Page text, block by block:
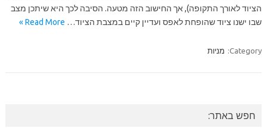
הציוד לאורך התקופה), אך החישוב הזה מטעה. הסיבה לכך היא שיתכן מצב
שבו ישנו ציוד שהופחת לאפס ועדיין קיים במצבת הציוד…Read More »
Category: מניות
חפש באתר: